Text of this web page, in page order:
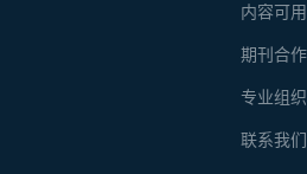
内容可
期刊合
专业组
联系我们